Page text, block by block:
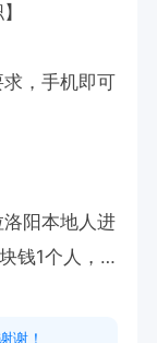
，手机即可
阳本地人进
钱1个人，3
人都能结！
谢！